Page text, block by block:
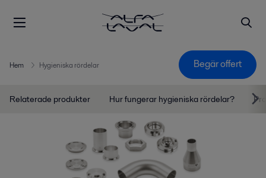
Hem Hygieniska rördelar Begär offert
Relaterade produkter Hur fungerar hygieniska rördelar?